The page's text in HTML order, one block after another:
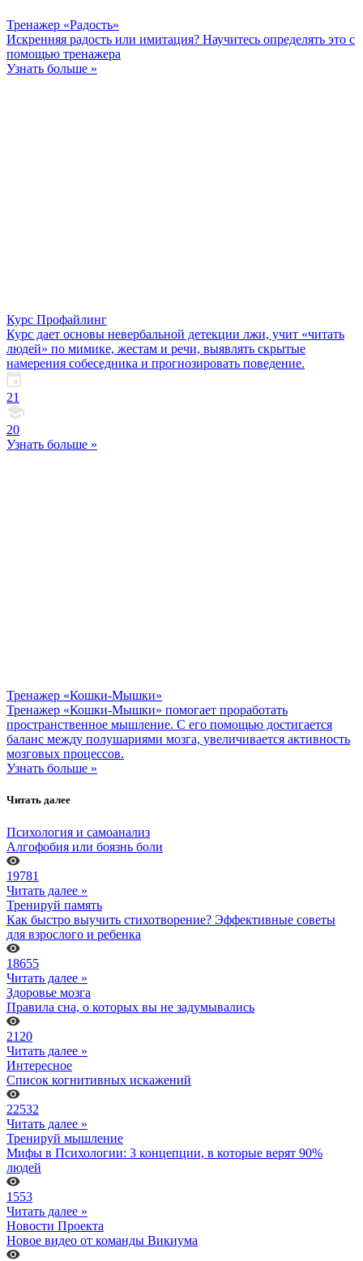
Тренажер «Радость»
Искренняя радость или имитация? Научитесь определять это с
помощью тренажера
Узнать больше »
Курс Профайлинг
Курс дает основы невербальной детекции лжи, учит «читать
людей» по мимике, жестам и речи, выявлять скрытые
намерения собеседника и прогнозировать поведение.
21
20
Узнать больше »
Тренажер «Кошки-Мышки»
Тренажер «Кошки-Мышки» помогает проработать
пространственное мышление. С его помощью достигается
баланс между полушариями мозга, увеличивается активность
мозговых процессов.
Узнать больше »
Читать далее
Психология и самоанализ
Алгофобия или боязнь боли
19781
Читать далее »
Тренируй память
Как быстро выучить стихотворение? Эффективные советы
для взрослого и ребенка
18655
Читать далее »
Здоровье мозга
Правила сна, о которых вы не задумывались
2120
Читать далее »
Интересное
Список когнитивных искажений
22532
Читать далее »
Тренируй мышление
Мифы в Психологии: 3 концепции, в которые верят 90%
людей
1553
Читать далее »
Новости Проекта
Новое видео от команды Викиума